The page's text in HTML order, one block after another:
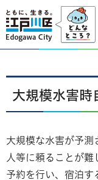
江戸川区
大規模水害時
大規模な水害が予測
人等に頼ることが
予約を行い、宿泊す